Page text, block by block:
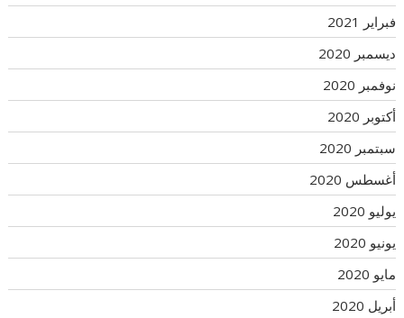
فبراير 2021
ديسمبر 2020
نوفمبر 2020
أكتوبر 2020
سبتمبر 2020
أغسطس 2020
يوليو 2020
يونيو 2020
مايو 2020
أبريل 2020